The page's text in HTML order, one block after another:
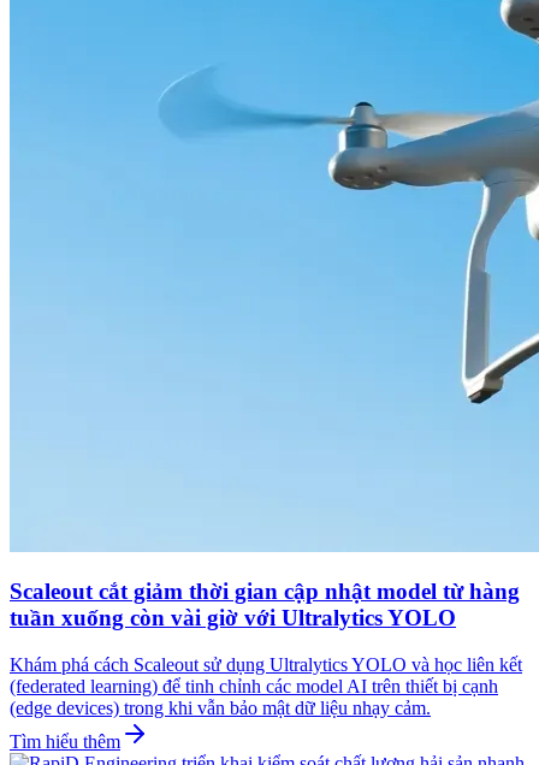
Scaleout cắt giảm thời gian cập nhật model từ hàng
tuần xuống còn vài giờ với Ultralytics YOLO
Khám phá cách Scaleout sử dụng Ultralytics YOLO và học liên kết
(federated learning) để tinh chỉnh các model AI trên thiết bị cạnh
(edge devices) trong khi vẫn bảo mật dữ liệu nhạy cảm.
Tìm hiểu thêm